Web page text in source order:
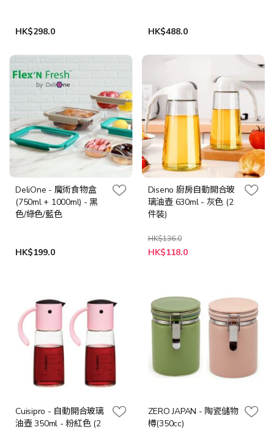
HK$298.0 HK$488.0
DeliOne - 魔術食物盒
(750ml + 1000ml) - 黑
色/綠色/藍色
HK$199.0
Diseno 廚房自動開合玻
璃油壺 630ml - 灰色 (2
件裝)
HK$136.0
特
殊
HK$118.0
Cuisipro - 自動開合玻璃
油壺 350ml - 粉紅色 (2
ZERO JAPAN - 陶瓷儲物
樽(350cc)